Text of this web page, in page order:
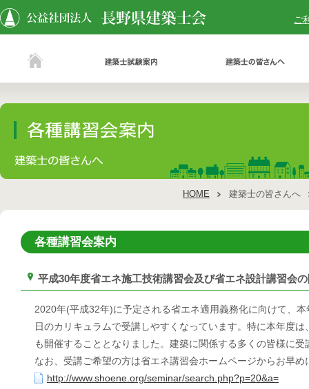
ご
建築士の皆さんへ
HOME
各種講習会案内
平成30年度省エネ施工技術講習会及び省エネ設計講習会
2020年(平成32年)に予定される省エネ適用義務化に向けて、
日のカリキュラムで受講しやすくなっています。特に本年度
も開催することとなりました。建築に関係する多くの皆様に
なお、受講ご希望の方は省エネ講習会ホームページからお早
http://www.shoene.org/seminar/search.php?p=20&a=